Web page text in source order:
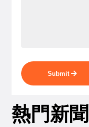
Submit
熱門新聞